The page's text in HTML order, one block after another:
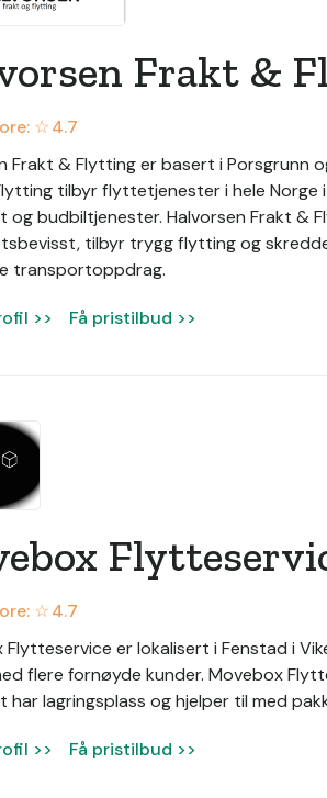
Frakt &
☆4.7
Frakt & Flytting er basert i
tilbyr flyttetjenester i hele Norge
og budbiltjenester. Halvorsen Frakt &
tilbyr trygg flytting og
transportoppdrag.
>> Få pristilbud >>
☆4.7
Flytteservice er lokalisert i Fenstad i
flere fornøyde kunder. Movebox
har lagringsplass og hjelper til med
>> Få pristilbud >>